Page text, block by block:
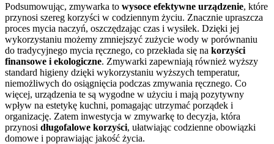
Podsumowując, zmywarka to wysoce efektywne urządzenie, które
przynosi szereg korzyści w codziennym życiu. Znacznie upraszcza
proces mycia naczyń, oszczędzając czas i wysiłek. Dzięki jej
wykorzystaniu możemy zmniejszyć zużycie wody w porównaniu
do tradycyjnego mycia ręcznego, co przekłada się na korzyści
finansowe i ekologiczne. Zmywarki zapewniają również wyższy
standard higieny dzięki wykorzystaniu wyższych temperatur,
niemożliwych do osiągnięcia podczas zmywania ręcznego. Co
więcej, urządzenia te są wygodne w użyciu i mają pozytywny
wpływ na estetykę kuchni, pomagając utrzymać porządek i
organizację. Zatem inwestycja w zmywarkę to decyzja, która
przynosi długofalowe korzyści, ułatwiając codzienne obowiązki
domowe i poprawiając jakość życia.